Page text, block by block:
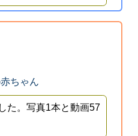
ちゃん
た。写真1本と動画57